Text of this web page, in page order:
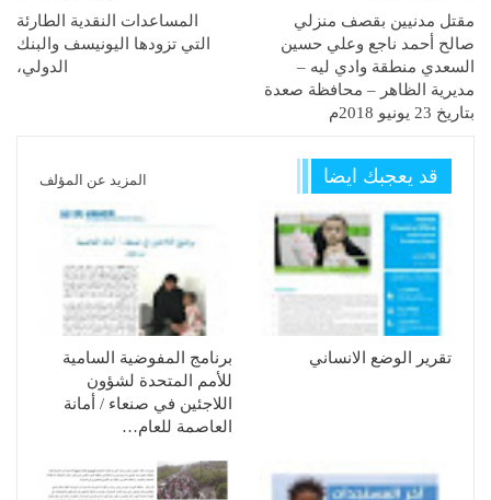
مقتل مدنيين بقصف منزلي
صالح أحمد ناجع وعلي حسين
السعدي منطقة وادي ليه –
مديرية الظاهر – محافظة صعدة
بتاريخ 23 يونيو 2018م
المساعدات النقدية الطارئة
التي تزودها اليونيسف والبنك
الدولي،
قد يعجبك ايضا المزيد عن المؤلف
تقرير الوضع الانساني
برنامج المفوضية السامية
للأمم المتحدة لشؤون
اللاجئين في صنعاء / أمانة
العاصمة للعام…